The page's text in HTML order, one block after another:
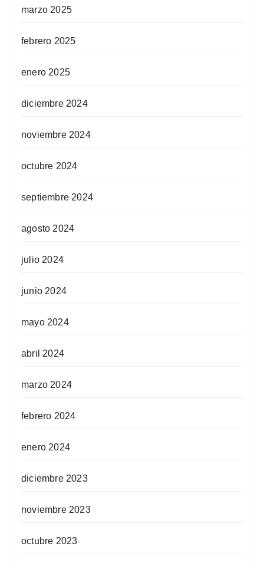
marzo 2025
febrero 2025
enero 2025
diciembre 2024
noviembre 2024
octubre 2024
septiembre 2024
agosto 2024
julio 2024
junio 2024
mayo 2024
abril 2024
marzo 2024
febrero 2024
enero 2024
diciembre 2023
noviembre 2023
octubre 2023